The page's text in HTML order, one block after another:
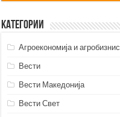
Категории
Агроекономија и агробизнис
Вести
Вести Македонија
Вести Свет